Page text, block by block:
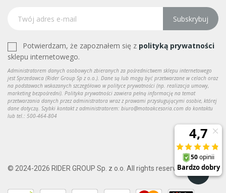
Subskrybuj
Potwierdzam, że zapoznałem się z polityką prywatności
sklepu internetowego.
Administratorem danych osobowych zbieranych za pośrednictwem sklepu internetowego
jest Sprzedawca (Rider Group Sp z o.o.). Dane są lub mogą być przetwarzane w celach oraz
na podstawach wskazanych szczegółowo w polityce prywatności (np. realizacja umowy,
marketing bezpośredni). Polityka prywatności zawiera pełną informację na temat
przetwarzania danych przez administratora wraz z prawami przysługującymi osobie, której
dane dotyczą. Szybki kontakt z administratorem: biuro@motoakcesoria.com do kontaktu
lub tel.: 500-464-804
© 2024-2026 RIDER GROUP Sp. z o.o. All rights reserved.